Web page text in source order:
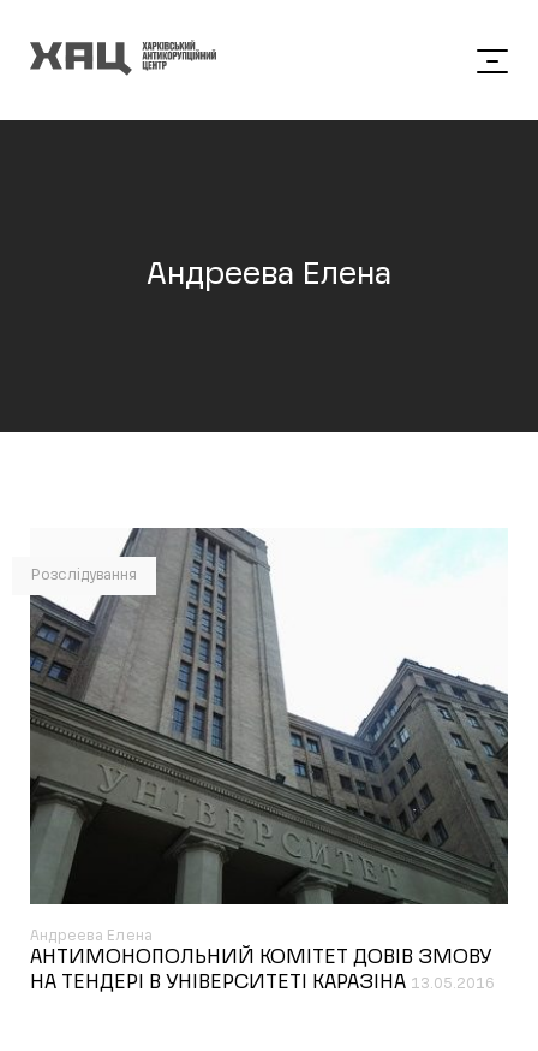
Андреева Елена
Розслідування
Андреева Елена
АНТИМОНОПОЛЬНИЙ КОМІТЕТ ДОВІВ ЗМОВУ
НА ТЕНДЕРІ В УНІВЕРСИТЕТІ КАРАЗІНА 13.05.2016